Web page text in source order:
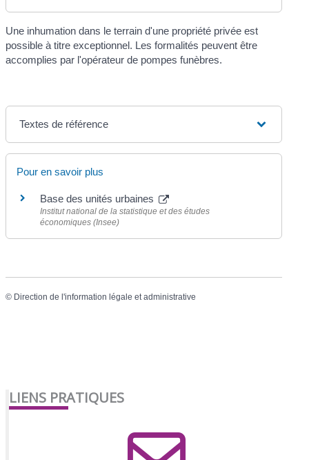
Une inhumation dans le terrain d'une propriété privée est
possible à titre exceptionnel. Les formalités peuvent être
accomplies par l'opérateur de pompes funèbres.
Textes de référence
Pour en savoir plus
Base des unités urbaines
Institut national de la statistique et des études
économiques (Insee)
© Direction de l'information légale et administrative
LIENS PRATIQUES